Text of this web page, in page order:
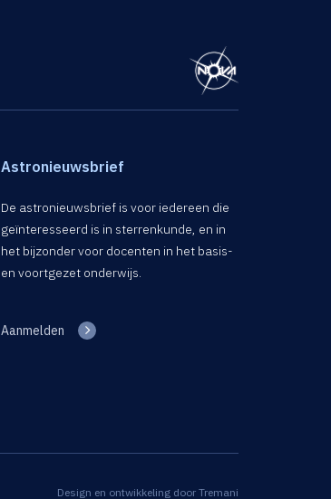
Astronieuwsbrief
De astronieuwsbrief is voor iedereen die
geïnteresseerd is in sterrenkunde, en in
het bijzonder voor docenten in het basis-
en voortgezet onderwijs.
Aanmelden
Design en ontwikkeling door Tremani